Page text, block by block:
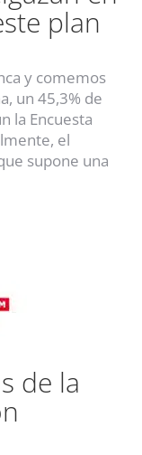
plan
y comemos
un 45,3% de
la Encuesta
el
supone una
de la